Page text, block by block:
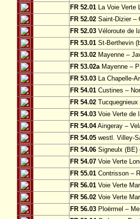
FR 52.01 La Voie Verte
FR 52.02 Saint-Dizier –
FR 52.03 Véloroute de
FR 53.01 St-Berthevin
FR 53.02 Mayenne –
FR 53.02aMayenne –
FR 53.03 La Chapelle-
FR 54.01 Custines –
FR 54.02 Tucquegnieux
FR 54.03 Voie Verte de
FR 54.04Aingeray –
FR 54.05 westl. Villey-
FR 54.06 Signeulx (BE)
FR 54.07 Voie Verte
FR 55.01 Contrisson –
FR 56.01 Voie Verte
FR 56.02 Voie Verte
FR 56.03 Ploërmel –